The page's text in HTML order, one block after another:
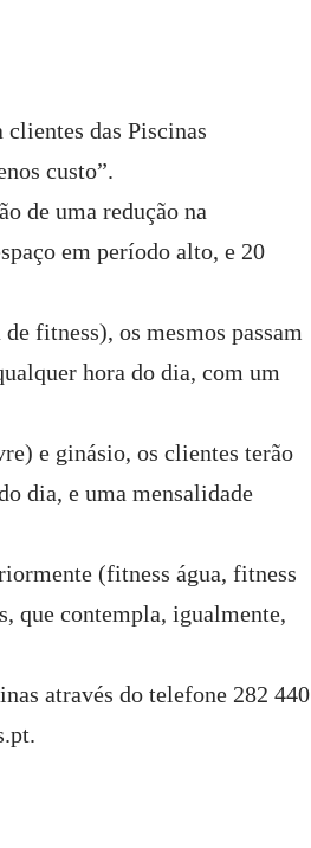
clientes das Piscinas
custo”.
de uma redução na
em período alto, e 20
fitness), os mesmos passam
hora do dia, com um
e ginásio, os clientes terão
dia, e uma mensalidade
(fitness água, fitness
que contempla, igualmente,
através do telefone 282 440